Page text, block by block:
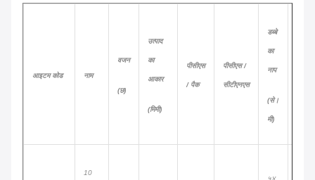
आइटम कोड नाम
वजन
(छ)
उत्पाद
का
आकार
(मिमी)
पीसीएस
/ पैक
पीसीएस /
सीटीएनएस
डब्बे
का
नाप
(से।
मी)
10